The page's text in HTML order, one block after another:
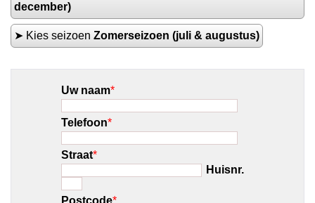
december)
➤ Kies seizoen Zomerseizoen (juli & augustus)
Uw naam*
Telefoon*
Straat*
Huisnr.
Postcode*